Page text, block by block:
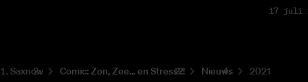
17 juli
Saxnow Co­mic: Zon, Zee... en Stress?! Nieuws
2021